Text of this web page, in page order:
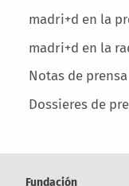
Main menu
madri+d en la
madri+d en la
Notas de prensa
Dossieres de
Fundación